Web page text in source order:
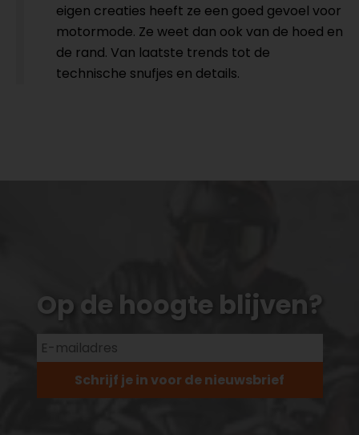
eigen creaties heeft ze een goed gevoel voor
motormode. Ze weet dan ook van de hoed en
de rand. Van laatste trends tot de
technische snufjes en details.
Op de hoogte blijven?
Schrijf je in voor de nieuwsbrief